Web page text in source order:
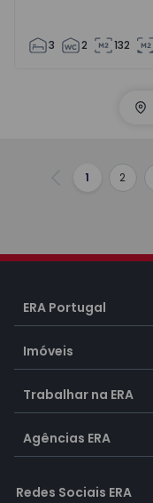
3 2 132
Anterior
1 2
ERA Portugal
Imóveis
Trabalhar na ERA
Agências ERA
Redes Sociais ERA